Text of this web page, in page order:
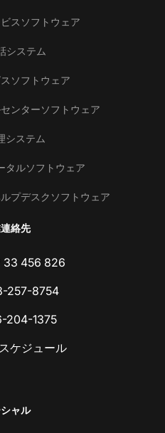
スソフトウェア
システム
ソフトウェア
ンターソフトウェア
システム
タルソフトウェア
プデスクソフトウェア
絡先
33 456 826
257-8754
204-1375
ケジュール
ャル